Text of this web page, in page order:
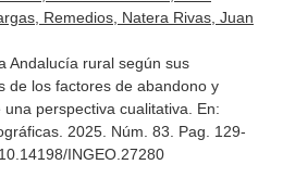
Remedios, Natera Rivas, Juan
Andalucía rural según sus
de los factores de abandono y
perspectiva cualitativa. En:
. 2025. Núm. 83. Pag. 129-
INGEO.27280